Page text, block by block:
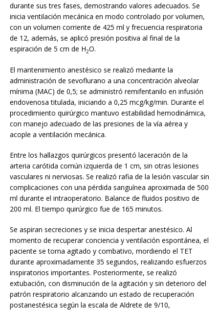
durante sus tres fases, demostrando valores adecuados. Se
inicia ventilación mecánica en modo controlado por volumen,
con un volumen corriente de 425 ml y frecuencia respiratoria
de 12, además, se aplicó presión positiva al final de la
espiración de 5 cm de H2O.
El mantenimiento anestésico se realizó mediante la
administración de sevoflurano a una concentración alveolar
mínima (MAC) de 0,5; se administró remifentanilo en infusión
endovenosa titulada, iniciando a 0,25 mcg/kg/min. Durante el
procedimiento quirúrgico mantuvo estabilidad hemodinámica,
con manejo adecuado de las presiones de la vía aérea y
acople a ventilación mecánica.
Entre los hallazgos quirúrgicos presentó laceración de la
arteria carótida común izquierda de 1 cm, sin otras lesiones
vasculares ni nerviosas. Se realizó rafia de la lesión vascular sin
complicaciones con una pérdida sanguínea aproximada de 500
ml durante el intraoperatorio. Balance de fluidos positivo de
200 ml. El tiempo quirúrgico fue de 165 minutos.
Se aspiran secreciones y se inicia despertar anestésico. Al
momento de recuperar conciencia y ventilación espontánea, el
paciente se torna agitado y combativo, mordiendo el TET
durante aproximadamente 35 segundos, realizando esfuerzos
inspiratorios importantes. Posteriormente, se realizó
extubación, con disminución de la agitación y sin deterioro del
patrón respiratorio alcanzando un estado de recuperación
postanestésica según la escala de Aldrete de 9/10,